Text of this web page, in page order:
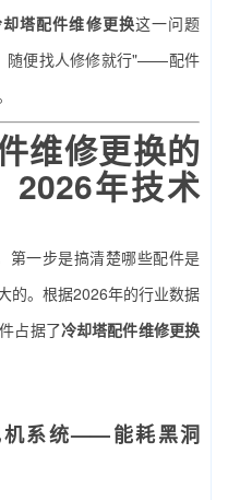
塔配件维修更换这一问题
随便找人修修就行"——配件
维修更换的
2026年技术
第一步是搞清楚哪些配件是
的。根据2026年的行业数据
占据了冷却塔配件维修更换
机系统——能耗黑洞